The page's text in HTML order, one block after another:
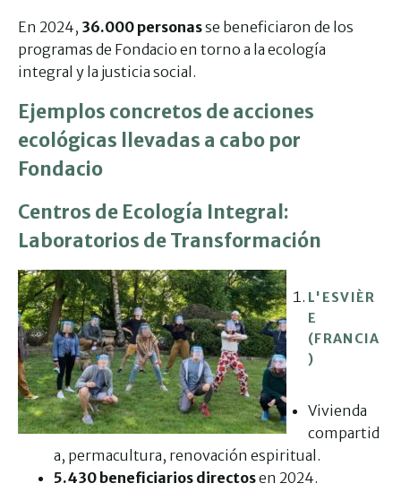
En 2024, 36.000 personasse beneficiaron de los
programas de Fondacio en torno a la ecología
integral y la justicia social.
Ejemplos concretos de acciones
ecológicas llevadas a cabo por
Fondacio
Centros de Ecología Integral:
Laboratorios de Transformación
L'ESVIÈR
E
(FRANCIA
)
Vivienda
compartid
a, permacultura, renovación espiritual.
5.430 beneficiarios directosen 2024.